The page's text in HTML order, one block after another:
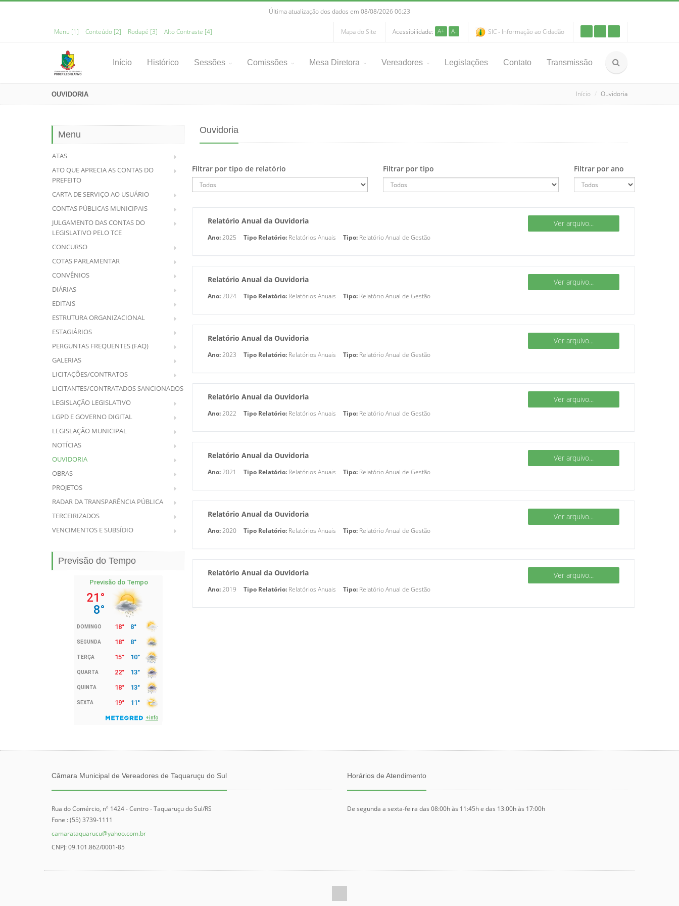
Última atualização dos dados em 08/08/2026 06:23
Menu [1] Conteúdo [2] Rodapé [3] Alto Contraste [4] Mapa do Site Acessibilidade: A+ A- SIC - Informação ao Cidadão
Início Histórico Sessões Comissões Mesa Diretora Vereadores Legislações Contato Transmissão
OUVIDORIA Início Ouvidoria
Menu
ATAS
ATO QUE APRECIA AS CONTAS DO
PREFEITO
CARTA DE SERVIÇO AO USUÁRIO
CONTAS PÚBLICAS MUNICIPAIS
JULGAMENTO DAS CONTAS DO
LEGISLATIVO PELO TCE
CONCURSO
COTAS PARLAMENTAR
CONVÊNIOS
DIÁRIAS
EDITAIS
ESTRUTURA ORGANIZACIONAL
ESTAGIÁRIOS
PERGUNTAS FREQUENTES (FAQ)
GALERIAS
LICITAÇÕES/CONTRATOS
LICITANTES/CONTRATADOS SANCIONADOS
LEGISLAÇÃO LEGISLATIVO
LGPD E GOVERNO DIGITAL
LEGISLAÇÃO MUNICIPAL
NOTÍCIAS
OUVIDORIA
OBRAS
PROJETOS
RADAR DA TRANSPARÊNCIA PÚBLICA
TERCEIRIZADOS
VENCIMENTOS E SUBSÍDIO
Previsão do Tempo
Ouvidoria
Filtrar por tipo de relatório Filtrar por tipo Filtrar por ano
Relatório Anual da Ouvidoria
Ano: 2025 Tipo Relatório: Relatórios Anuais Tipo: Relatório Anual de Gestão
Ver arquivo...
Relatório Anual da Ouvidoria
Ano: 2024 Tipo Relatório: Relatórios Anuais Tipo: Relatório Anual de Gestão
Ver arquivo...
Relatório Anual da Ouvidoria
Ano: 2023 Tipo Relatório: Relatórios Anuais Tipo: Relatório Anual de Gestão
Ver arquivo...
Relatório Anual da Ouvidoria
Ano: 2022 Tipo Relatório: Relatórios Anuais Tipo: Relatório Anual de Gestão
Ver arquivo...
Relatório Anual da Ouvidoria
Ano: 2021 Tipo Relatório: Relatórios Anuais Tipo: Relatório Anual de Gestão
Ver arquivo...
Relatório Anual da Ouvidoria
Ano: 2020 Tipo Relatório: Relatórios Anuais Tipo: Relatório Anual de Gestão
Ver arquivo...
Relatório Anual da Ouvidoria
Ano: 2019 Tipo Relatório: Relatórios Anuais Tipo: Relatório Anual de Gestão
Ver arquivo...
Câmara Municipal de Vereadores de Taquaruçu do Sul
Rua do Comércio, nº 1424 - Centro - Taquaruçu do Sul/RS
Fone : (55) 3739-1111
camarataquarucu@yahoo.com.br
CNPJ: 09.101.862/0001-85
Horários de Atendimento
De segunda a sexta-feira das 08:00h às 11:45h e das 13:00h às 17:00h